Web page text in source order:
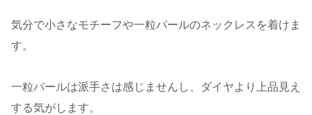
気分で小さなモチーフや一粒パールのネックレスを着けま
す。
一粒パールは派手さは感じませんし、ダイヤより上品見え
する気がします。